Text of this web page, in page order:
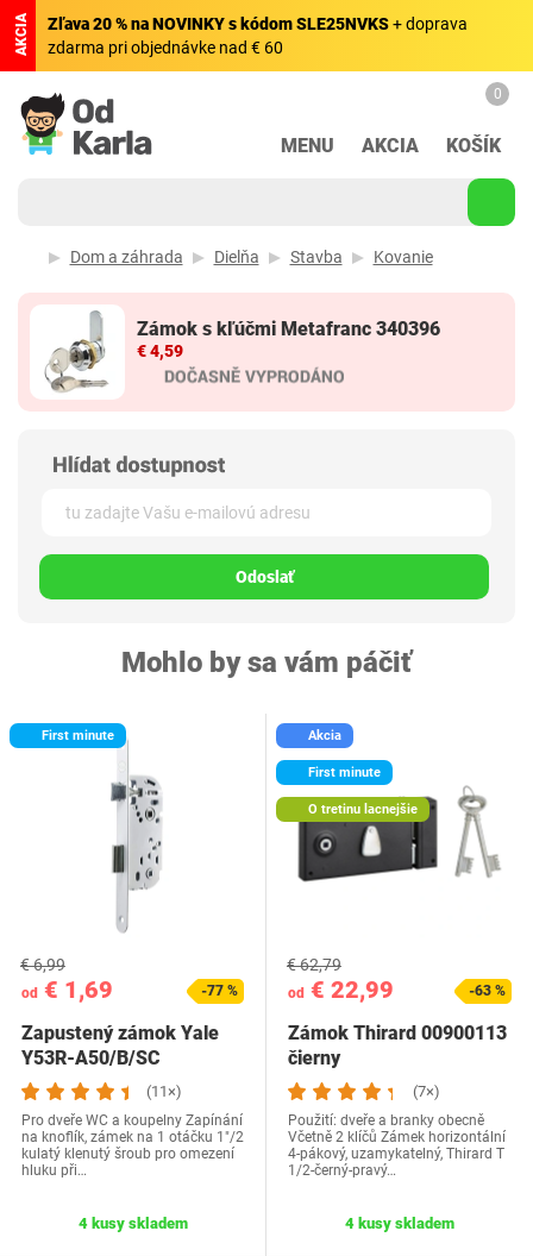
AKCIA Zľava 20 % na NOVINKY s kódom SLE25NVKS+ doprava
zdarma pri objednávke nad € 60
MENU AKCIA
0
KOŠÍK
Dom a záhrada Dielňa Stavba Kovanie
Zámok s kľúčmi Metafranc 340396
€ 4,59
Odoslať
Mohlo by sa vám páčiť
First minute
od € 1,69
€ 6,99
-77 %
Zapustený zámok Yale
Y53R-A50/B/SC
(11×)
Pro dveře WC a koupelny Zapínání
na knoflík, zámek na 1 otáčku 1"/2
kulatý klenutý šroub pro omezení
hluku při…
4 kusy skladem
Akcia
First minute
O tretinu lacnejšie
od € 22,99
€ 62,79
-63 %
Zámok Thirard 00900113
čierny
(7×)
Použití: dveře a branky obecně
Včetně 2 klíčů Zámek horizontální
4-pákový, uzamykatelný, Thirard T
1/2-černý-pravý…
4 kusy skladem